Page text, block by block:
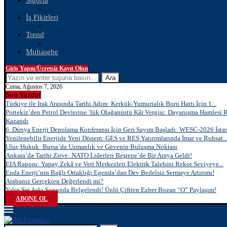
İş Fikirleri
Trend
Muhasebe
Giriş Yapın/Ücretsiz Kayıt Olun
Ara
Cuma, Ağustos 7, 2026
Son Yazılar
Türkiye ile Irak Arasında Tarihi Adım: Kerkük-Yumurtalık Boru Hattı İçin 1...
Portekiz’den Petrol Devlerine ’lük Olağanüstü Kâr Vergisi: Dayanışma Hamlesi
Kazandı
6. Dünya Enerji Depolama Konferansı İçin Geri Sayım Başladı: WESC-2026
Yenilenebilir Enerjide Yeni Dönem: GES ve RES Yatırımlarında İmar ve Ruhsat...
Uluç Hukuk: Bursa’da Uzmanlık ve Güvenin Buluşma Noktası
Ankara’da Tarihi Zirve: NATO Liderleri Beştepe’de Bir Araya Geldi!
EIA Raporu: Yapay Zekâ ve Veri Merkezleri Elektrik Talebini Rekor Seviyeye...
Enda Enerji’nin Bağlı Ortaklığı Egenda’dan Dev Bedelsiz Sermaye Artırımı!
Arabanız Gerçekten Değerlendi mi?
Yılın Set Aşkı Sonunda Belgelendi! Ünlü Çiftten Ezber Bozan “O” Paylaşım!
ABONE OL